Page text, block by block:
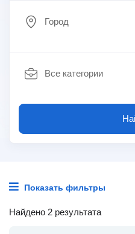
Город
Все категории
Показать фильтры
Найдено 2 результата